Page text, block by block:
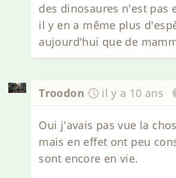
des dinosaures n'est pas
il y en a même plus
aujourd'hui que de
Troodon il y a 10 ans
Oui j'avais pas vue la
mais en effet ont peu
sont encore en vie.